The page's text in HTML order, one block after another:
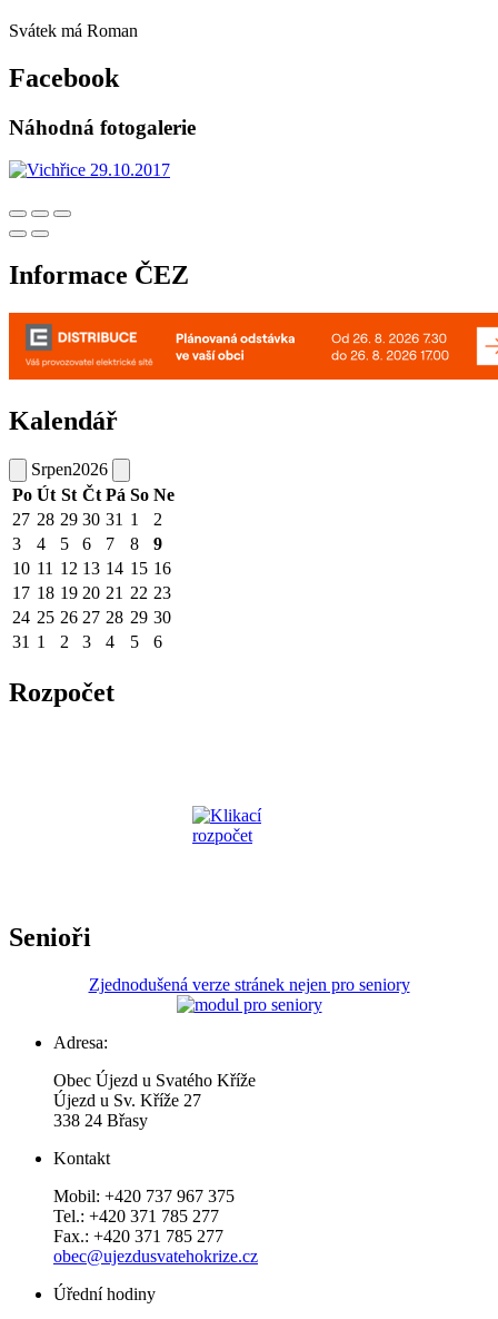
Svátek má Roman
Facebook
Náhodná fotogalerie
Informace ČEZ
Kalendář
Srpen2026
Po Út St Čt Pá So Ne
27 28 29 30 31 1
2
3
4 5 6 7 8
9
10 11 12 13 14 15 16
17 18 19 20 21 22 23
24 25 26 27 28 29 30
31 1 2 3 4 5 6
Rozpočet
Senioři
Zjednodušená verze stránek nejen pro seniory
Adresa:
Obec Újezd u Svatého Kříže
Újezd u Sv. Kříže 27
338 24 Břasy
Kontakt
Mobil: +420 737 967 375
Tel.: +420 371 785 277
Fax.: +420 371 785 277
obec@ujezdusvatehokrize.cz
Úřední hodiny